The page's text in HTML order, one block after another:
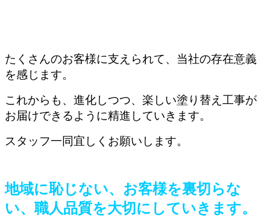
たくさんのお客様に支えられて、当社の存在意義
を感じます。
これからも、進化しつつ、楽しい塗り替え工事が
お届けできるように精進していきます。
スタッフ一同宜しくお願いします。
地域に恥じない、お客様を裏切らな
い、職人品質を大切にしていきます。